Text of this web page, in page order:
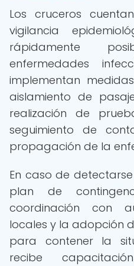
Los cruceros
vigilancia
rápidamente
enfermedades
implementan
aislamiento de
realización de
seguimiento de
propagación de la
En caso de
plan de
coordinación con
locales y la adopción
para contener la
recibe